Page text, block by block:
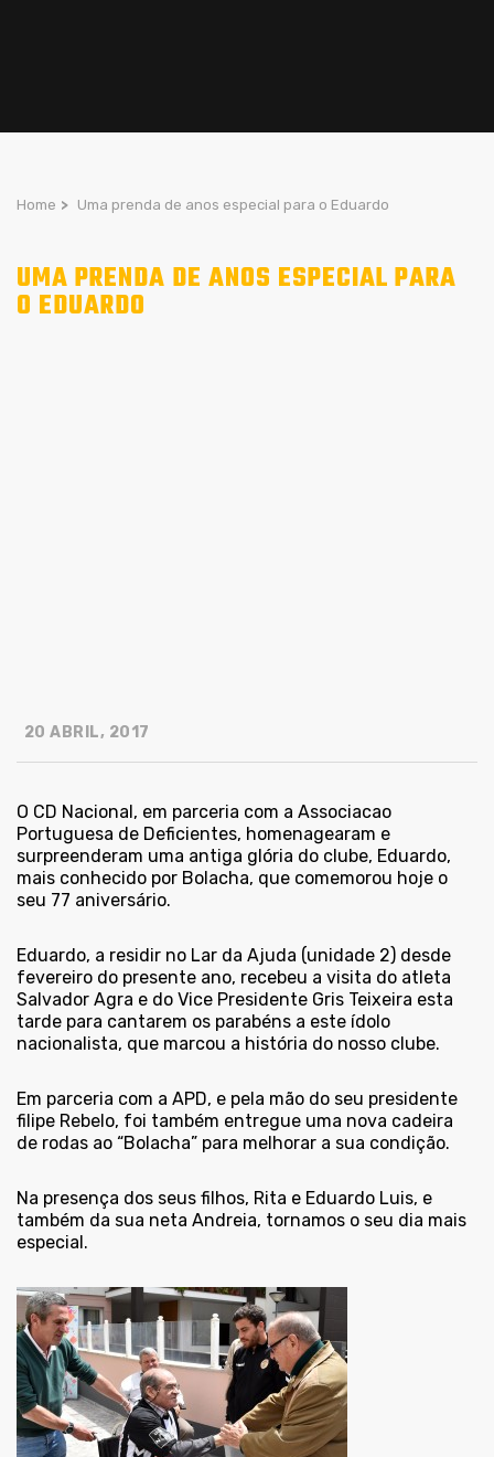
Home > Uma prenda de anos especial para o Eduardo
UMA PRENDA DE ANOS ESPECIAL PARA
O EDUARDO
20 ABRIL, 2017
O CD Nacional, em parceria com a Associacao
Portuguesa de Deficientes, homenagearam e
surpreenderam uma antiga glória do clube, Eduardo,
mais conhecido por Bolacha, que comemorou hoje o
seu 77 aniversário.
Eduardo, a residir no Lar da Ajuda (unidade 2) desde
fevereiro do presente ano, recebeu a visita do atleta
Salvador Agra e do Vice Presidente Gris Teixeira esta
tarde para cantarem os parabéns a este ídolo
nacionalista, que marcou a história do nosso clube.
Em parceria com a APD, e pela mão do seu presidente
filipe Rebelo, foi também entregue uma nova cadeira
de rodas ao “Bolacha” para melhorar a sua condição.
Na presença dos seus filhos, Rita e Eduardo Luis, e
também da sua neta Andreia, tornamos o seu dia mais
especial.